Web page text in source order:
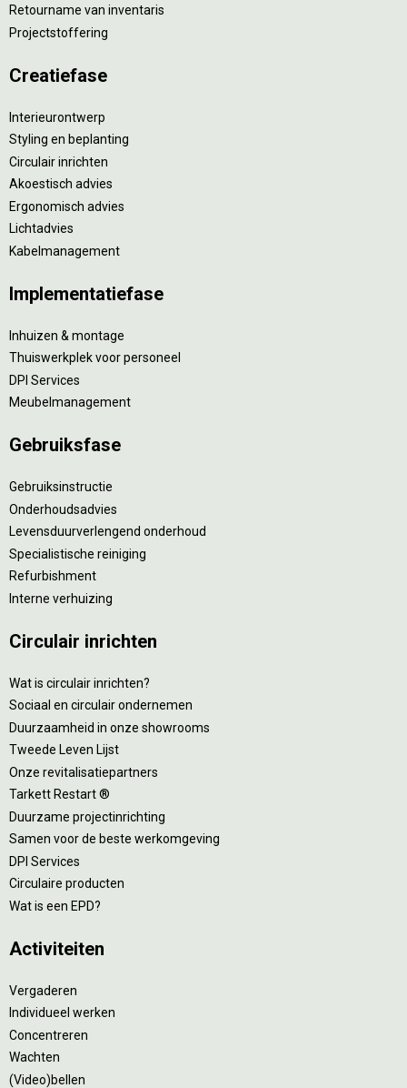
Retourname van inventaris
Projectstoffering
Creatiefase
Interieurontwerp
Styling en beplanting
Circulair inrichten
Akoestisch advies
Ergonomisch advies
Lichtadvies
Kabelmanagement
Implementatiefase
Inhuizen & montage
Thuiswerkplek voor personeel
DPI Services
Meubelmanagement
Gebruiksfase
Gebruiksinstructie
Onderhoudsadvies
Levensduurverlengend onderhoud
Specialistische reiniging
Refurbishment
Interne verhuizing
Circulair inrichten
Wat is circulair inrichten?
Sociaal en circulair ondernemen
Duurzaamheid in onze showrooms
Tweede Leven Lijst
Onze revitalisatiepartners
Tarkett Restart ®
Duurzame projectinrichting
Samen voor de beste werkomgeving
DPI Services
Circulaire producten
Wat is een EPD?
Activiteiten
Vergaderen
Individueel werken
Concentreren
Wachten
(Video)bellen